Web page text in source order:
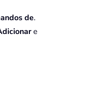
de.
e